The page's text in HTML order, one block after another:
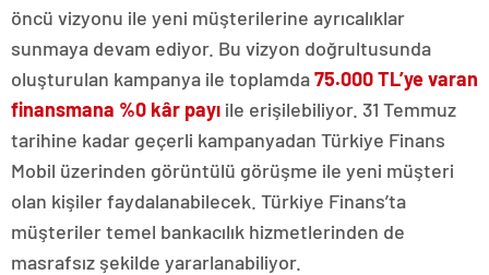
öncü vizyonu ile yeni müşterilerine ayrıcalıklar
sunmaya devam ediyor. Bu vizyon doğrultusunda
oluşturulan kampanya ile toplamda75.000 TL’ye varan
finansmana %0 kâr payı ile erişilebiliyor. 31 Temmuz
tarihine kadar geçerli kampanyadan Türkiye Finans
Mobil üzerinden görüntülü görüşme ile yeni müşteri
olan kişiler faydalanabilecek. Türkiye Finans’ta
müşteriler temel bankacılık hizmetlerinden de
masrafsız şekilde yararlanabiliyor.